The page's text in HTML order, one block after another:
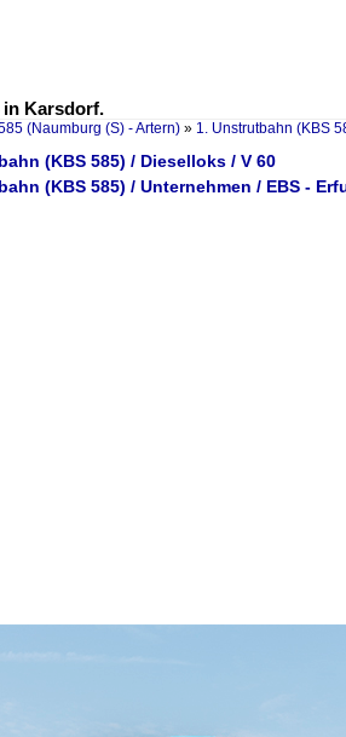
in Karsdorf.
(Naumburg (S) - Artern) » 1. Unstrutbahn (KBS
(KBS 585) / Dieselloks / V 60
(KBS 585) / Unternehmen / EBS -